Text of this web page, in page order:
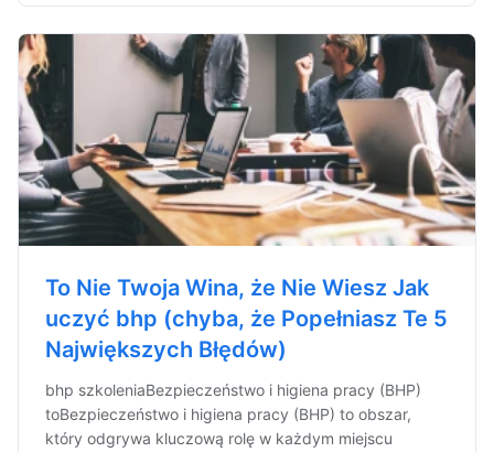
To Nie Twoja Wina, że Nie Wiesz Jak
uczyć bhp (chyba, że Popełniasz Te 5
Największych Błędów)
bhp szkoleniaBezpieczeństwo i higiena pracy (BHP)
toBezpieczeństwo i higiena pracy (BHP) to obszar,
który odgrywa kluczową rolę w każdym miejscu